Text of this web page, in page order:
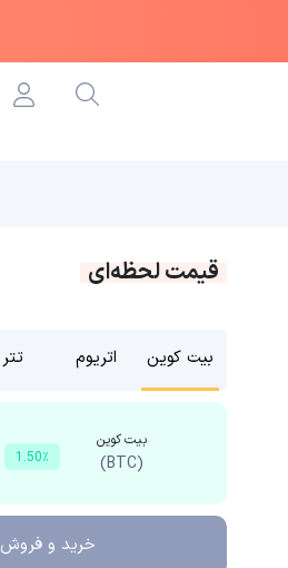
قیمت لحظه‌ای
بیت کوین اتریوم تتر
بیت کوین
(BTC) 1.50٪
خرید و فروش